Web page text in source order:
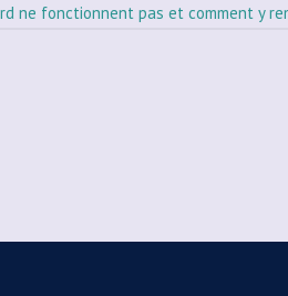
ne fonctionnent pas et comment y